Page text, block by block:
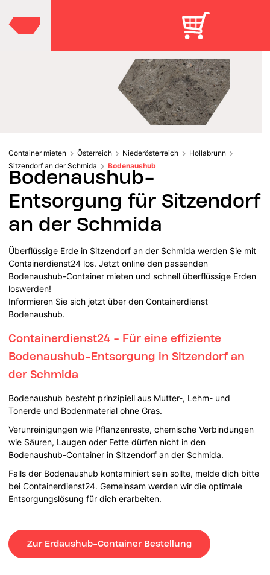
Container mieten Österreich Niederösterreich
Hollabrunn
Sitzendorf an der Schmida
Bodenaushub
Bodenaushub-
Entsorgung für Sitzendorf
an der Schmida
Überflüssige Erde in Sitzendorf an der Schmida werden Sie mit
Containerdienst24 los. Jetzt online den passenden
Bodenaushub-Container mieten und schnell überflüssige Erden
loswerden!
Informieren Sie sich jetzt über den Containerdienst
Bodenaushub.
Containerdienst24 - Für eine effiziente
Bodenaushub-Entsorgung in Sitzendorf an
der Schmida
Bodenaushub besteht prinzipiell aus Mutter-, Lehm- und
Tonerde und Bodenmaterial ohne Gras.
Verunreinigungen wie Pflanzenreste, chemische Verbindungen
wie Säuren, Laugen oder Fette dürfen nicht in den
Bodenaushub-Container in Sitzendorf an der Schmida.
Falls der Bodenaushub kontaminiert sein sollte, melde dich bitte
bei Containerdienst24. Gemeinsam werden wir die optimale
Entsorgungslösung für dich erarbeiten.
Zur Erdaushub-Container Bestellung